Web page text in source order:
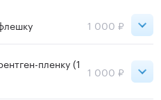
1 000 ₽
пленку (1
1 000 ₽